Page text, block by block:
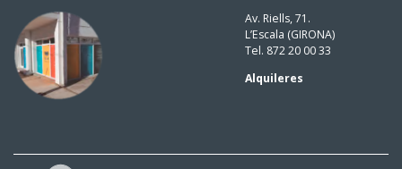
Av. Riells, 71.
L’Escala (GIRONA)
Tel. 872 20 00 33
Alquileres